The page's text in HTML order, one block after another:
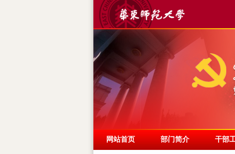
网站首页 部门简介 干部